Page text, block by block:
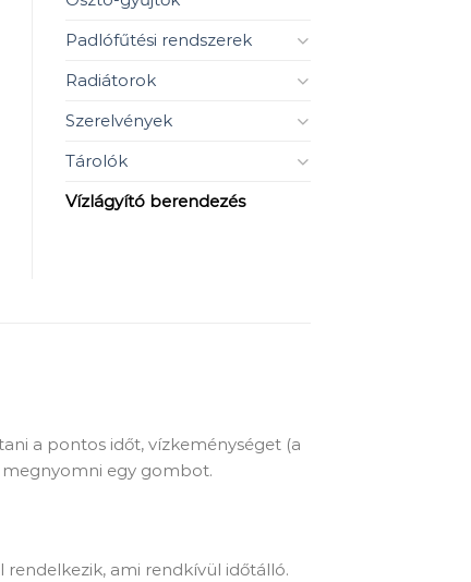
Padlófűtési rendszerek
Radiátorok
Szerelvények
Tárolók
Vízlágyító berendezés
a pontos időt, vízkeménységet (a
megnyomni egy gombot.
ami rendkívül időtálló.